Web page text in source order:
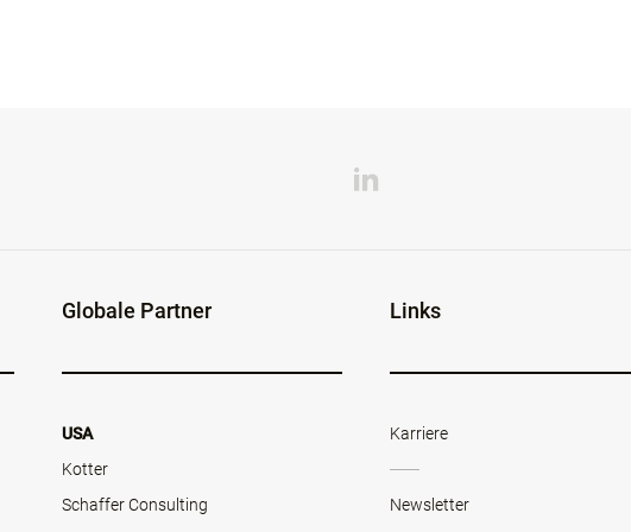
Globale Partner
USA
Kotter
Schaffer Consulting
Links
Karriere
Newsletter